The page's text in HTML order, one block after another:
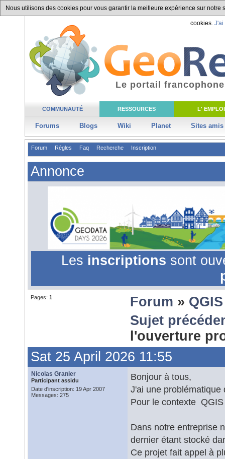
Nous utilisons des cookies pour vous garantir la meilleure expérience sur
cookies. J'ai
COMMUNAUTÉ RESSOURCES L' EMPLOI
Forums Blogs Wiki Planet Sites amis
Le portail
Forum Règles Faq Recherche Inscription
Annonce
Les inscriptions sont
Pages: 1 Forum » QGIS
Sujet
l'ouverture
Sat 25 April 2026 11:55
Nicolas Granier
Participant assidu
Date d'inscription: 19 Apr 2007
Messages: 275
Bonjour à tous,
J'ai une problématique
Pour le contexte
Dans notre entreprise
dernier étant stocké
Ce projet fait appel à